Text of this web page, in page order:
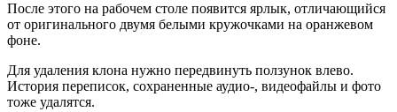
После этого на рабочем столе появится ярлык, отличающийся
от оригинального двумя белыми кружочками на оранжевом
фоне.
Для удаления клона нужно передвинуть ползунок влево.
История переписок, сохраненные аудио-, видеофайлы и фото
тоже удалятся.